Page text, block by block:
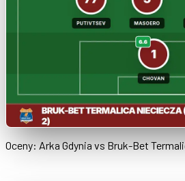
Oceny: Arka Gdynia vs Bruk-Bet